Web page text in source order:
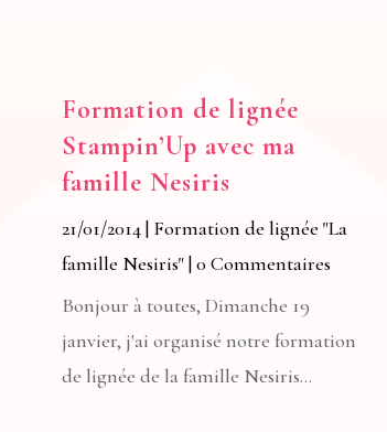
Formation de lignée
Stampin’Up avec ma
famille Nesiris
21/01/2014| Formation de lignée "La
famille Nesiris"| 0 Commentaires
Bonjour à toutes, Dimanche 19
janvier, j'ai organisé notre formation
de lignée de la famille Nesiris...